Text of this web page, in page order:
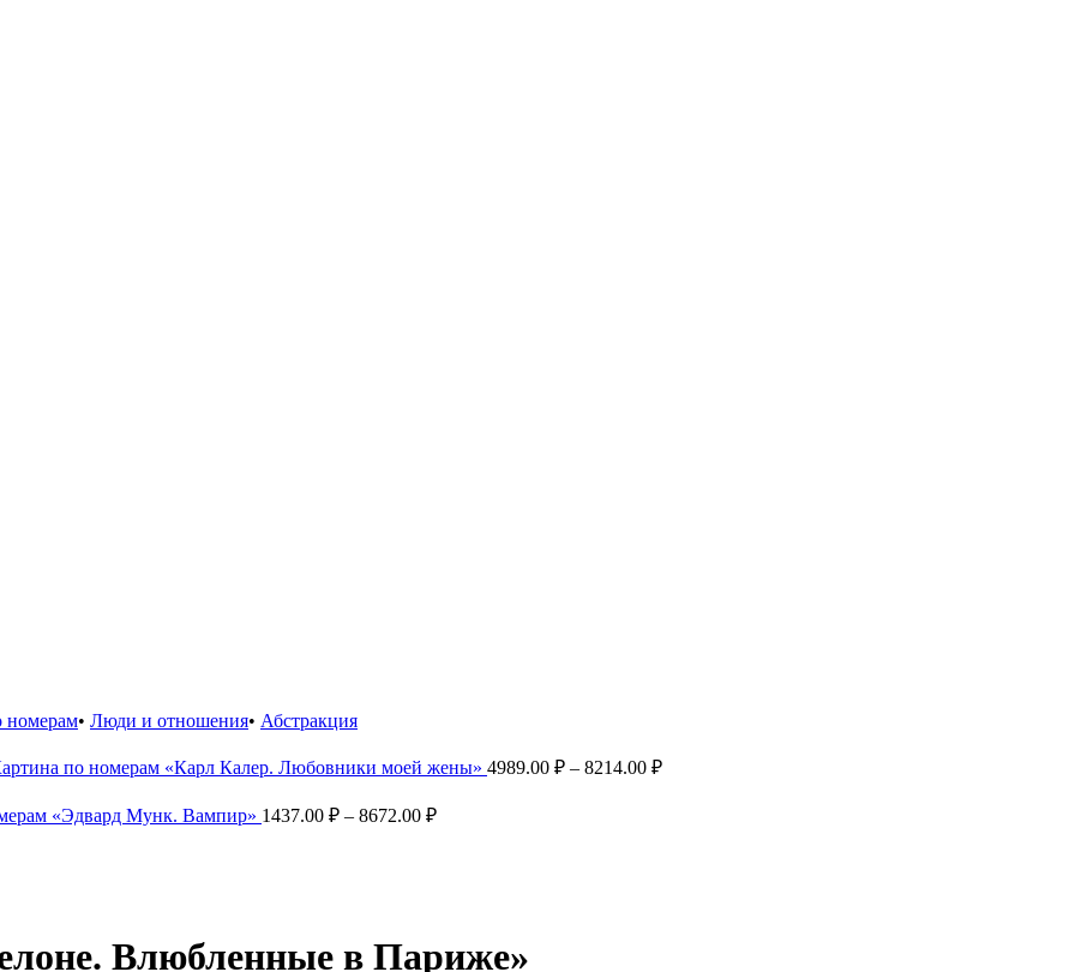
номерам• Люди и отношения• Абстракция
по номерам «Карл Калер. Любовники моей жены» 4989.00 ₽ – 8214.00 ₽Диапазон
«Эдвард Мунк. Вампир» 1437.00 ₽ – 8672.00 ₽Диапазон
Влюбленные в Париже»